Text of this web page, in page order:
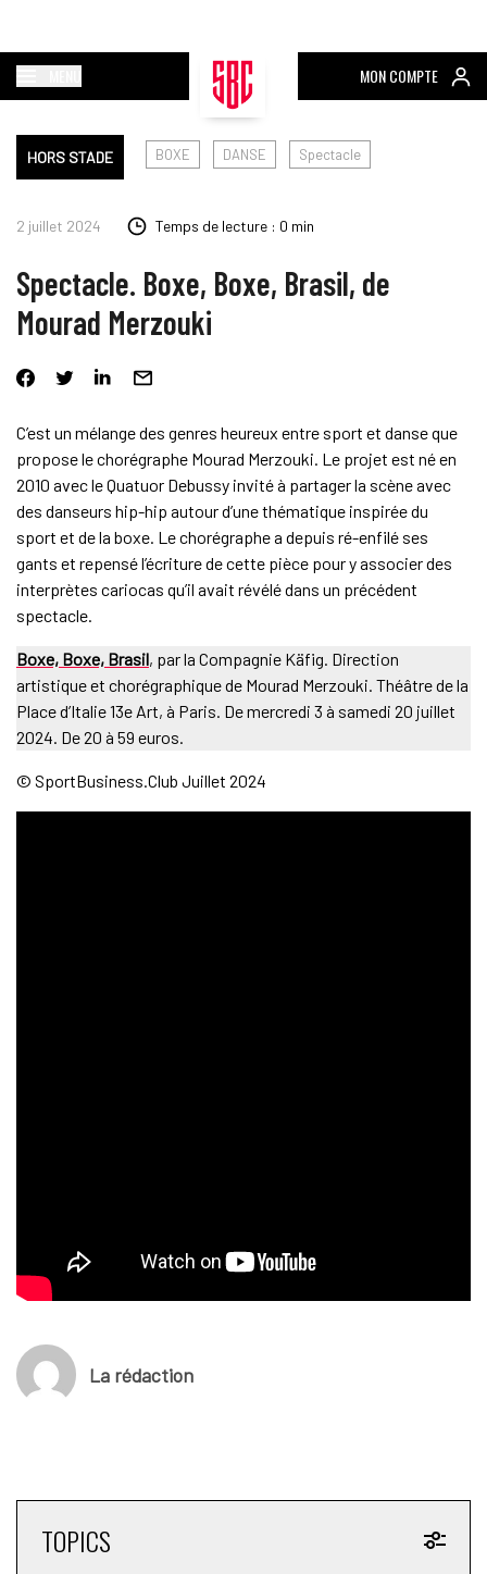
MON COMPTE
HORS STADE BOXE DANSE Spectacle
2 juillet 2024 Temps de lecture : 0 min
Spectacle. Boxe, Boxe, Brasil, de
Mourad Merzouki
C’est un mélange des genres heureux entre sport et danse que
propose le chorégraphe Mourad Merzouki. Le projet est né en
2010 avec le Quatuor Debussy invité à partager la scène avec
des danseurs hip-hip autour d’une thématique inspirée du
sport et de la boxe. Le chorégraphe a depuis ré-enfilé ses
gants et repensé l’écriture de cette pièce pour y associer des
interprètes cariocas qu’il avait révélé dans un précédent
spectacle.
Boxe, Boxe, Brasil, par la Compagnie Käfig. Direction
artistique et chorégraphique de Mourad Merzouki. Théâtre de la
Place d’Italie 13e Art, à Paris. De mercredi 3 à samedi 20 juillet
2024. De 20 à 59 euros.
© SportBusiness.Club Juillet 2024
La rédaction
TOPICS